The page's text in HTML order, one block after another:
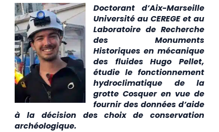
Doctorant d’Aix-Marseille
Université au CEREGE et au
Laboratoire de Recherche
des Monuments
Historiques en mécanique
des fluides Hugo Pellet,
étudie le fonctionnement
hydroclimatique de la
grotte Cosquer en vue de
fournir des données d’aide
à la décision des choix de conservation
archéologique.